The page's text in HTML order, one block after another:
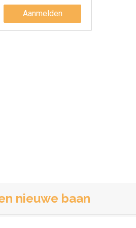
Aanmelden
nieuwe baan